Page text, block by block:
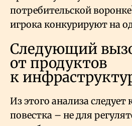
потребительской
игрока конкурируют на
Следующий
от продуктов
к
Из этого анализа следует
повестка – не для